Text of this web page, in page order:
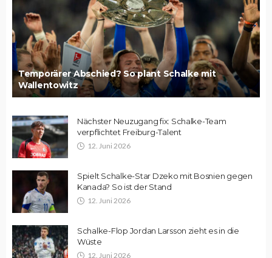
Temporärer Abschied? So plant Schalke mit
Wallentowitz
Nächster Neuzugang fix: Schalke-Team
verpflichtet Freiburg-Talent
12. Juni 2026
Spielt Schalke-Star Dzeko mit Bosnien gegen
Kanada? So ist der Stand
12. Juni 2026
Schalke-Flop Jordan Larsson zieht es in die
Wüste
12. Juni 2026